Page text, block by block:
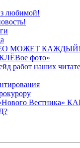
любимой!
МОЖЕТ КАЖДЫЙ!
фото»
работ наших
Вестника»